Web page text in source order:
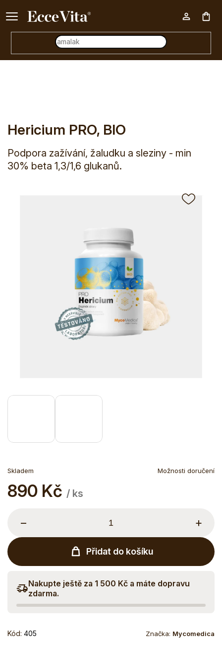
Ke každému nákupu nad 500 Kč dárek zdarma 📦
E-shop Značky Mycomedica Hericium PRO, BIO
Skladem Možnosti doručení
890 Kč / ks
Měrná
cena:
+
−
Přidat do košíku
Nakupte ještě za 1 500 Kč a máte dopravu
zdarma.
Kód: 405 Značka: Mycomedica
Hericium PRO, BIO
Podpora zažívání, žaludku a sleziny - min
30% beta 1,3/1,6 glukanů.